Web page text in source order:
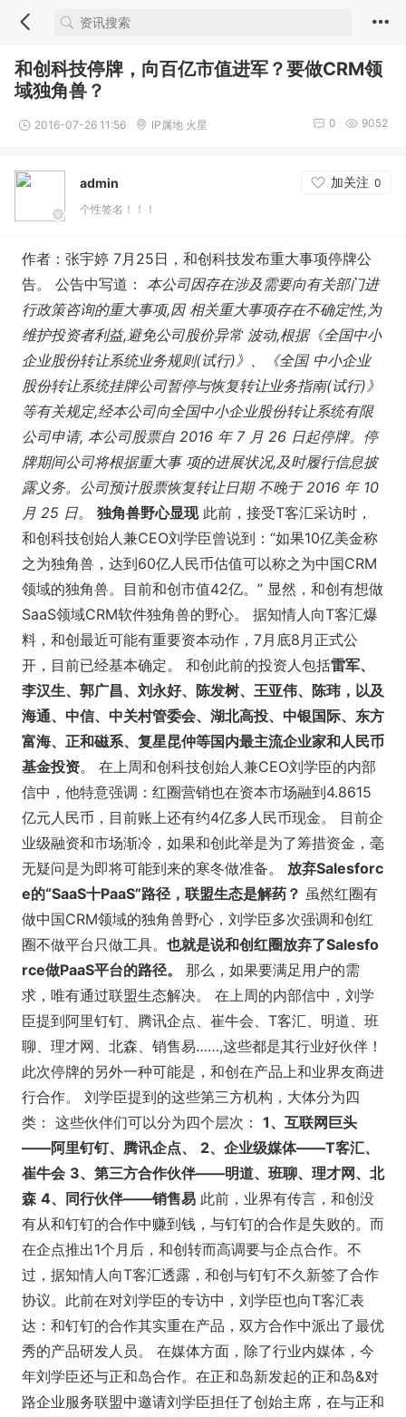
和创科技停牌，向百亿市值进军？要做CRM领
域独角兽？
2016-07-26 11:56 IP属地 火星 9052
0
admin 加关注 0
个性签名！！！
作者：张宇婷 7月25日，和创科技发布重大事项停牌公
告。 公告中写道： 本公司因存在涉及需要向有关部门进
行政策咨询的重大事项,因 相关重大事项存在不确定性,为
维护投资者利益,避免公司股价异常 波动,根据《全国中小
企业股份转让系统业务规则(试行)》、《全国 中小企业
股份转让系统挂牌公司暂停与恢复转让业务指南(试行)》
等有关规定,经本公司向全国中小企业股份转让系统有限
公司申请, 本公司股票自 2016 年 7 月 26 日起停牌。停
牌期间公司将根据重大事 项的进展状况,及时履行信息披
露义务。公司预计股票恢复转让日期 不晚于 2016 年 10
月 25 日。
独角兽野心显现此前，接受T客汇采访时，
和创科技创始人兼CEO刘学臣曾说到：“如果10亿美金称
之为独角兽，达到60亿人民币估值可以称之为中国CRM
领域的独角兽。目前和创市值42亿。” 显然，和创有想做
SaaS领域CRM软件独角兽的野心。 据知情人向T客汇爆
料，和创最近可能有重要资本动作，7月底8月正式公
开，目前已经基本确定。 和创此前的投资人包括雷军、
李汉生、郭广昌、刘永好、陈发树、王亚伟、陈玮，以及
海通、中信、中关村管委会、湖北高投、中银国际、东方
富海、正和磁系、复星昆仲等国内最主流企业家和人民币
基金投资。 在上周和创科技创始人兼CEO刘学臣的内部
信中，他特意强调：红圈营销也在资本市场融到4.8615
亿元人民币，目前账上还有约4亿多人民币现金。 目前企
业级融资和市场渐冷，如果和创此举是为了筹措资金，毫
无疑问是为即将可能到来的寒冬做准备。 放弃Salesforc
e的“SaaS十PaaS”路径，联盟生态是解药？ 虽然红圈有
做中国CRM领域的独角兽野心，刘学臣多次强调和创红
圈不做平台只做工具。 也就是说和创红圈放弃了Salesfo
rce做PaaS平台的路径。
那么，如果要满足用户的需
求，唯有通过联盟生态解决。 在上周的内部信中，刘学
臣提到阿里钉钉、腾讯企点、崔牛会、T客汇、明道、班
聊、理才网、北森、销售易……,这些都是其行业好伙伴！
此次停牌的另外一种可能是，和创在产品上和业界友商进
行合作。 刘学臣提到的这些第三方机构，大体分为四
类： 这些伙伴们可以分为四个层次： 1、互联网巨头
——阿里钉钉、腾讯企点、
2、企业级媒体——T客汇、
崔牛会 3、第三方合作伙伴——明道、班聊、理才网、北
森 4、同行伙伴——销售易 此前，业界有传言，和创没
有从和钉钉的合作中赚到钱，与钉钉的合作是失败的。而
在企点推出1个月后，和创转而高调要与企点合作。不
过，据知情人向T客汇透露，和创与钉钉不久新签了合作
协议。此前在对刘学臣的专访中，刘学臣也向T客汇表
达：和钉钉的合作其实重在产品，双方合作中派出了最优
秀的产品研发人员。 在媒体方面，除了行业内媒体，今
年刘学臣还与正和岛合作。在正和岛新发起的正和岛&对
路企业服务联盟中邀请刘学臣担任了创始主席，在与正和